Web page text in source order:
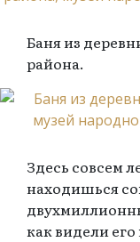
Баня из
района.
Здесь совсем
находишься
как видели